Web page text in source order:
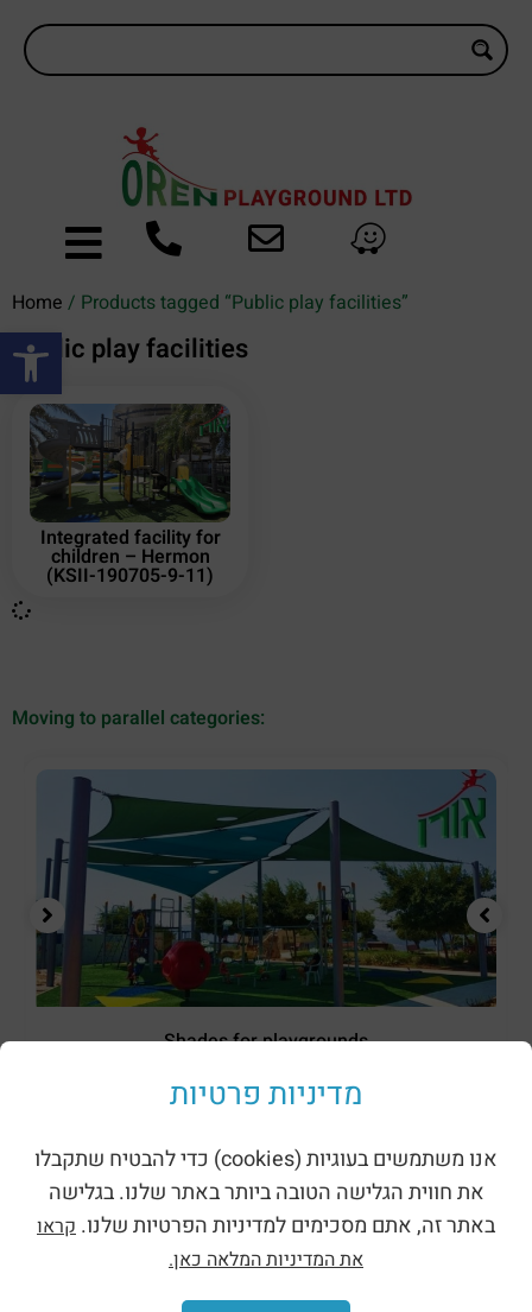
Open toolbar
Home / Products tagged “Public play facilities”
Public play facilities
Integrated facility for
children – Hermon
(KSII-190705-9-11)
Moving to parallel categories:
Shades for playgrounds
מדיניות פרטיות
אנו משתמשים בעוגיות (cookies) כדי להבטיח שתקבלו
את חווית הגלישה הטובה ביותר באתר שלנו. בגלישה
באתר זה, אתם מסכימים למדיניות הפרטיות שלנו. קראו
את המדיניות המלאה כאן.